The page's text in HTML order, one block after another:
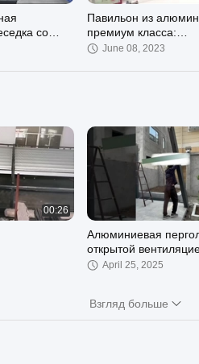
со
Павильон из
премиум класса:
переосмысление
June 08, 2023
00:26
Алюминиевая
открытой
April 25, 2025
Взгляд больше